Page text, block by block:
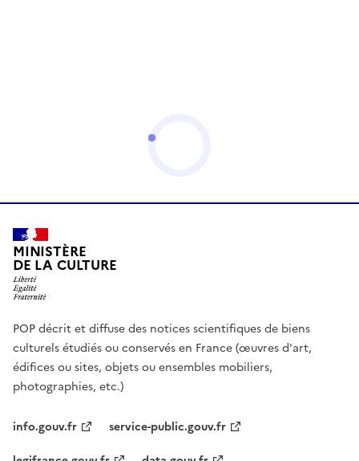
MINISTÈRE
DE LA CULTURE
POP décrit et diffuse des notices scientifiques de biens
culturels étudiés ou conservés en France (œuvres d'art,
édifices ou sites, objets ou ensembles mobiliers,
photographies, etc.)
info.gouv.fr
service-public.gouv.fr